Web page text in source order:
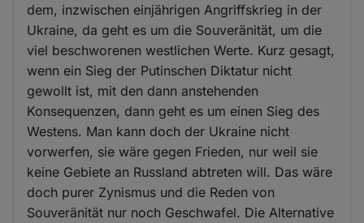
dem, inzwischen einjährigen Angriffskrieg in der
Ukraine, da geht es um die Souveränität, um die
viel beschworenen westlichen Werte. Kurz gesagt,
wenn ein Sieg der Putinschen Diktatur nicht
gewollt ist, mit den dann anstehenden
Konsequenzen, dann geht es um einen Sieg des
Westens. Man kann doch der Ukraine nicht
vorwerfen, sie wäre gegen Frieden, nur weil sie
keine Gebiete an Russland abtreten will. Das wäre
doch purer Zynismus und die Reden von
Souveränität nur noch Geschwafel. Die Alternative